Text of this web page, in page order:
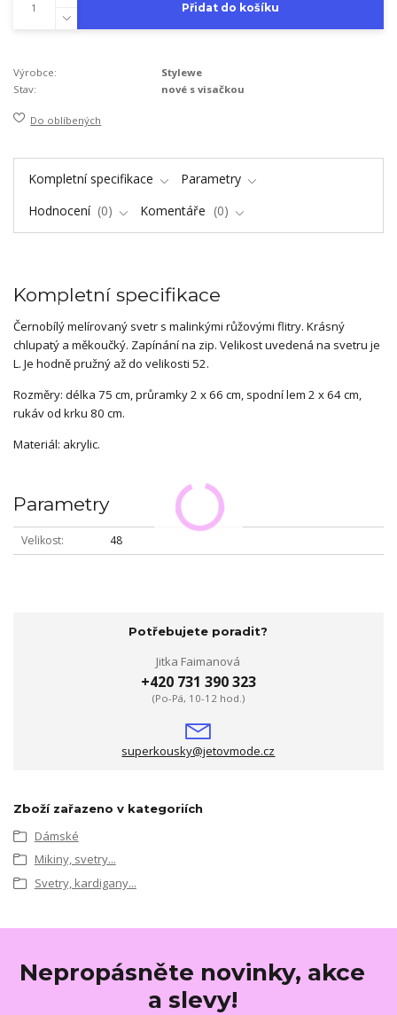
Přidat do košíku
Výrobce:
Stylewe
Stav:
nové s visačkou
Do oblíbených
Kompletní specifikace
Parametry
Hodnocení
0 Komentáře 0
Kompletní specifikace
Černobílý melírovaný svetr s malinkými růžovými flitry. Krásný
chlupatý a měkoučký. Zapínání na zip. Velikost uvedená na svetru je
L. Je hodně pružný až do velikosti 52.
Rozměry: délka 75 cm, průramky 2 x 66 cm, spodní lem 2 x 64 cm,
rukáv od krku 80 cm.
Materiál: akrylic.
Parametry
Velikost 48
Potřebujete poradit?
Jitka Faimanová
+420 731 390 323
(Po-Pá, 10-12 hod.)
superkousky@jetovmode.cz
Zboží zařazeno v kategoriích
Dámské
Mikiny, svetry...
Svetry, kardigany...
Nepropásněte novinky, akce
a slevy!